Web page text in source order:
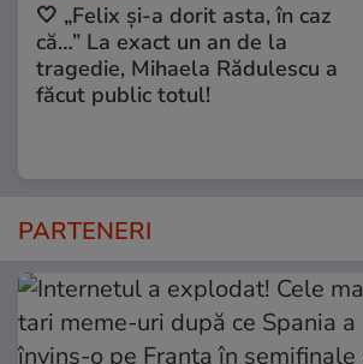
🤍 „Felix și-a dorit asta, în caz
că…” La exact un an de la
tragedie, Mihaela Rădulescu a
făcut public totul!
PARTENERI